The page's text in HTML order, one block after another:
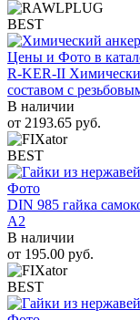
BEST
R-KER-II
составом с
В наличии
от 2193.65 руб.
BEST
DIN 985 гайка
A2
В наличии
от 195.00 руб.
BEST